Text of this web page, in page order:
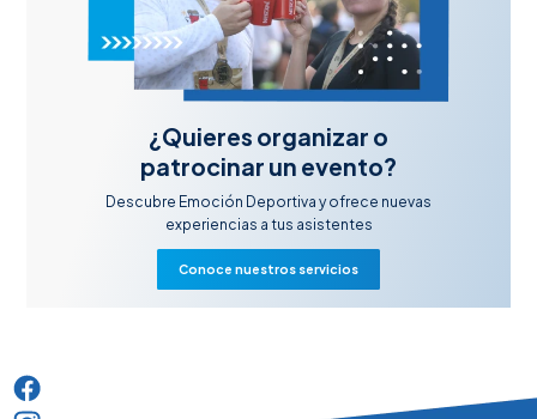
¿Quieres organizar o
patrocinar un evento?
Descubre Emoción Deportiva y ofrece nuevas
experiencias a tus asistentes
Conoce nuestros servicios